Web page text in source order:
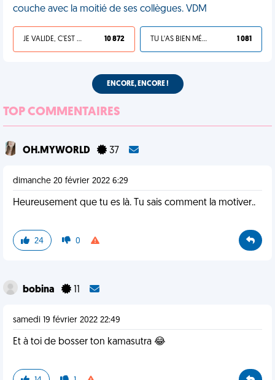
couche avec la moitié de ses collègues. VDM
JE VALIDE, C'EST UNE VDM 10 872 TU L'AS BIEN MÉRITÉ 1 081
ENCORE, ENCORE !
TOP COMMENTAIRES
OH.MYWORLD 37
dimanche 20 février 2022 6:29
Heureusement que tu es là. Tu sais comment la motiver..
24 0
bobina
samedi 19 février 2022 22:49
Et à toi de bosser ton kamasutra 😂